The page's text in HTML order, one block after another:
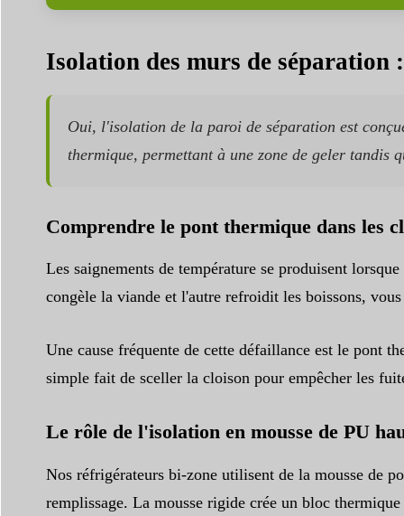
Isolation des murs de séparation
Oui, l'isolation de la paroi de séparation est
thermique, permettant à une zone de geler tandis
Comprendre le pont thermique dans les
Les saignements de température se produisent
congèle la viande et l'autre refroidit les boissons,
Une cause fréquente de cette défaillance est le pont
simple fait de sceller la cloison pour empêcher les
Le rôle de l'isolation en mousse de PU
Nos réfrigérateurs bi-zone utilisent de la mousse de
remplissage. La mousse rigide crée un bloc